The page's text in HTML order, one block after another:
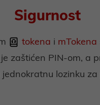
Sigurnost
tokena i mTokena
zaštićen PIN-om, a
lozinku za